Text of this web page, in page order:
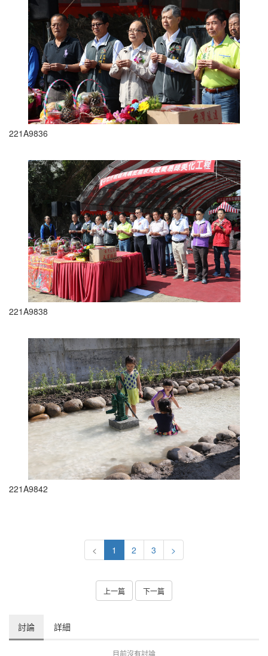
221A9836
221A9838
221A9842
< 1 2 3 >
上一篇 下一篇
討論 詳細
目前沒有討論